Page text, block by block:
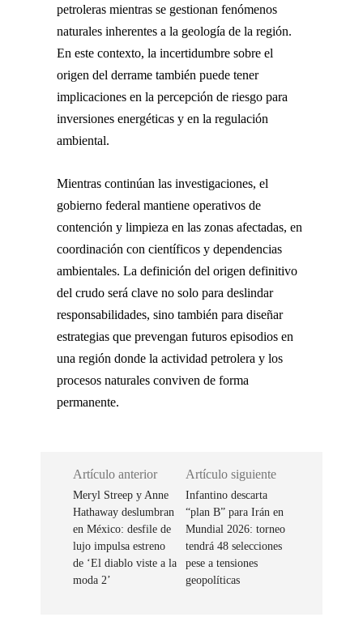
petroleras mientras se gestionan fenómenos
naturales inherentes a la geología de la región.
En este contexto, la incertidumbre sobre el
origen del derrame también puede tener
implicaciones en la percepción de riesgo para
inversiones energéticas y en la regulación
ambiental.
Mientras continúan las investigaciones, el
gobierno federal mantiene operativos de
contención y limpieza en las zonas afectadas, en
coordinación con científicos y dependencias
ambientales. La definición del origen definitivo
del crudo será clave no solo para deslindar
responsabilidades, sino también para diseñar
estrategias que prevengan futuros episodios en
una región donde la actividad petrolera y los
procesos naturales conviven de forma
permanente.
Artículo anterior
Meryl Streep y Anne
Hathaway deslumbran
en México: desfile de
lujo impulsa estreno
de ‘El diablo viste a la
moda 2’
Artículo siguiente
Infantino descarta
“plan B” para Irán en
Mundial 2026: torneo
tendrá 48 selecciones
pese a tensiones
geopolíticas